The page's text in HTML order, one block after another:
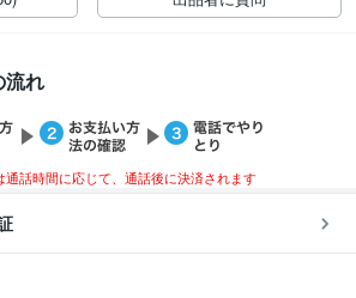
流れ
通話時間に応じて、通話後に決済されます